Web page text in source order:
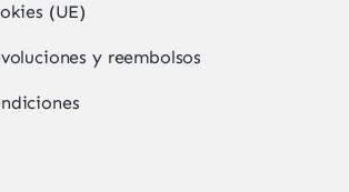
(UE)
y reembolsos